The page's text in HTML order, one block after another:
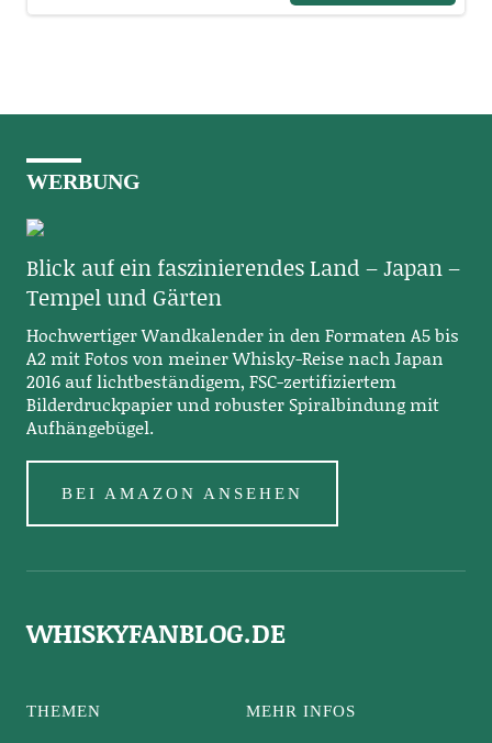
WERBUNG
Blick auf ein faszinierendes Land – Japan –
Tempel und Gärten
Hochwertiger Wandkalender in den Formaten A5 bis
A2 mit Fotos von meiner Whisky-Reise nach Japan
2016 auf lichtbeständigem, FSC-zertifiziertem
Bilderdruckpapier und robuster Spiralbindung mit
Aufhängebügel.
BEI AMAZON ANSEHEN
WHISKYFANBLOG.DE
THEMEN MEHR INFOS